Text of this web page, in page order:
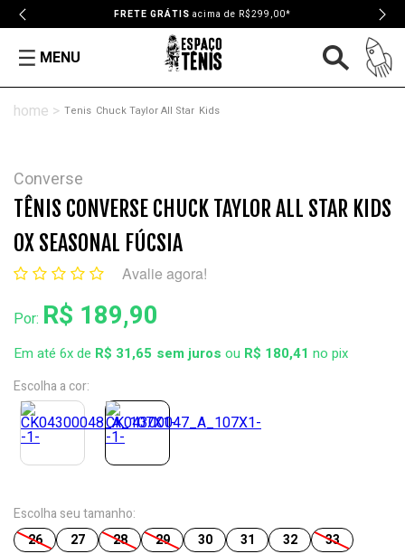
FRETE GRÁTIS acima de R$299,00*
MENU
Tenis Chuck Taylor All Star Kids
Converse
TÊNIS CONVERSE CHUCK TAYLOR ALL STAR KIDS
OX SEASONAL FÚCSIA
Avalie agora!
Por: R$ 189,90
Em até 6x de R$ 31,65 ou R$ 180,41 no pix
Escolha a cor:
Escolha seu tamanho:
26
27 28 29 30 31 32 33